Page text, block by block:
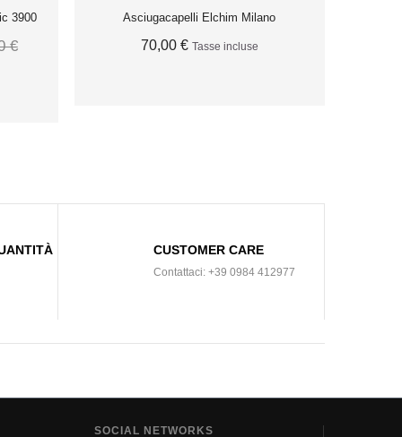
3900
€
Asciugacapelli Elchim Milano
70,00 € Tasse incluse
CUSTOMER CARE
Contattaci: +39 0984 412977
SOCIAL NETWORKS